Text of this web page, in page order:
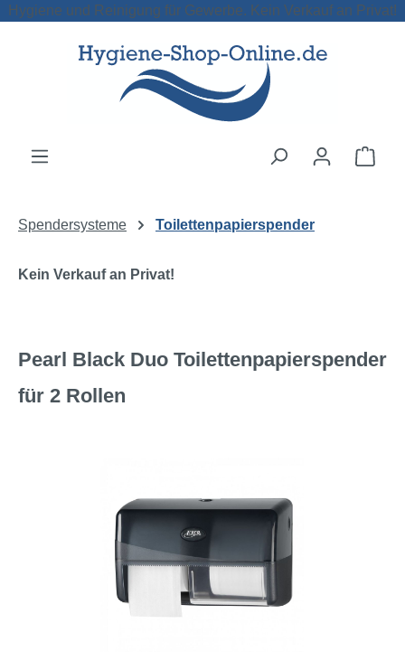
Zum Hauptinhalt springen
Hygiene und Reinigung für Gewerbe. Kein Verkauf an Privat!
Spendersysteme Toilettenpapierspender
Kein Verkauf an Privat!
Pearl Black Duo Toilettenpapierspender
für 2 Rollen